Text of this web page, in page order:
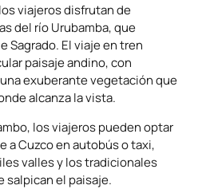
viajeros disfrutan de
del río Urubamba, que
Sagrado. El viaje en tren
paisaje andino, con
exuberante vegetación que
alcanza la vista.
los viajeros pueden optar
a Cuzco en autobús o taxi,
valles y los tradicionales
salpican el paisaje.